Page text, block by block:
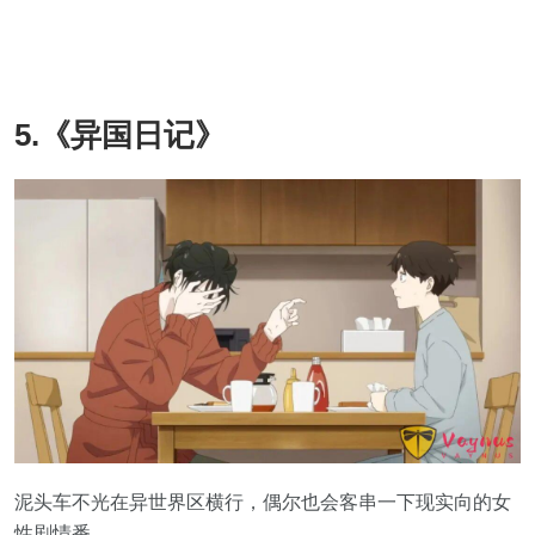
5.《异国日记》
泥头车不光在异世界区横行，偶尔也会客串一下现实向的女